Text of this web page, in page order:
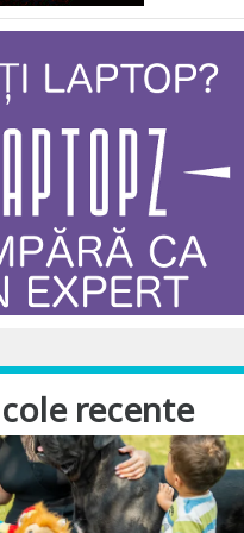
recente